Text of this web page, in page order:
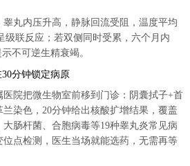
丸内压升高，静脉回流受阻，温度平均
联反应；若双侧同时受累，六个月内
不可逆生精衰竭。
分钟锁定病原
医院把微生物室前移到门诊：阴囊拭子+首
染色，20分钟给出核酸扩增结果，覆盖
肠杆菌、合胞病毒等19种睾丸炎常见病
点检测，医生当场就能选药，无需再等